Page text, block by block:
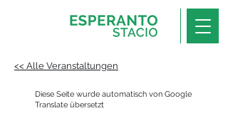
<< Alle Veranstaltungen
Diese Seite wurde automatisch von Google
Translate übersetzt